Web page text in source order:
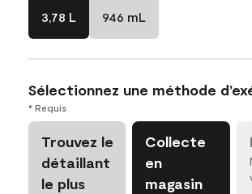
3,78 L 946 mL
Sélectionnez une méthode
* Requis
Trouvez le
détaillant
le plus
Collecte
en
magasin